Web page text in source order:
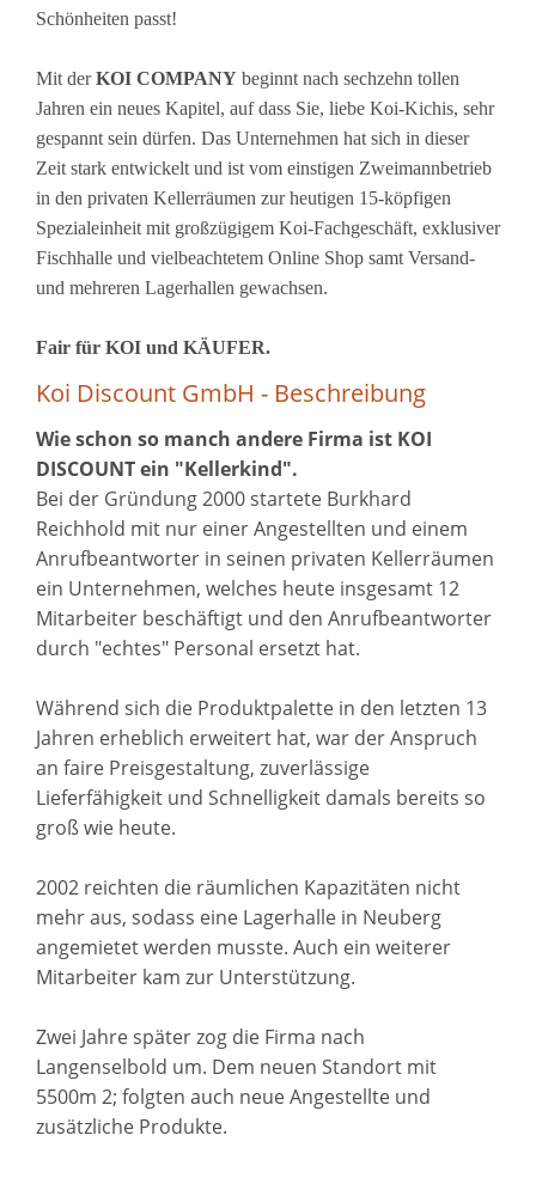
Schönheiten passt!
Mit derKOI COMPANY beginnt nach sechzehn tollen
Jahren ein neues Kapitel, auf dass Sie, liebe Koi-Kichis, sehr
gespannt sein dürfen. Das Unternehmen hat sich in dieser
Zeit stark entwickelt und ist vom einstigen Zweimannbetrieb
in den privaten Kellerräumen zur heutigen 15-köpfigen
Spezialeinheit mit großzügigem Koi-Fachgeschäft, exklusiver
Fischhalle und vielbeachtetem Online Shop samt Versand-
und mehreren Lagerhallen gewachsen.
Fair für KOI und KÄUFER.
Koi Discount GmbH - Beschreibung
Wie schon so manch andere Firma ist KOI
DISCOUNT ein "Kellerkind".
Bei der Gründung 2000 startete Burkhard
Reichhold mit nur einer Angestellten und einem
Anrufbeantworter in seinen privaten Kellerräumen
ein Unternehmen, welches heute insgesamt 12
Mitarbeiter beschäftigt und den Anrufbeantworter
durch "echtes" Personal ersetzt hat.
Während sich die Produktpalette in den letzten 13
Jahren erheblich erweitert hat, war der Anspruch
an faire Preisgestaltung, zuverlässige
Lieferfähigkeit und Schnelligkeit damals bereits so
groß wie heute.
2002 reichten die räumlichen Kapazitäten nicht
mehr aus, sodass eine Lagerhalle in Neuberg
angemietet werden musste. Auch ein weiterer
Mitarbeiter kam zur Unterstützung.
Zwei Jahre später zog die Firma nach
Langenselbold um. Dem neuen Standort mit
5500m 2; folgten auch neue Angestellte und
zusätzliche Produkte.